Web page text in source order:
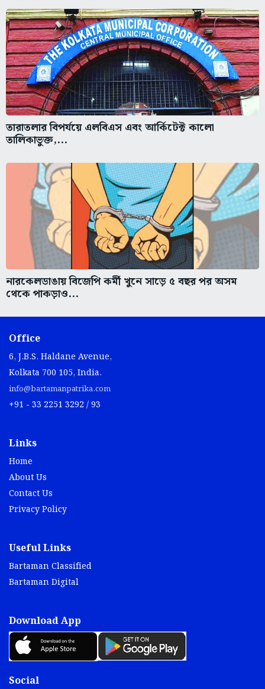
তারাতলার বিপর্যয়ে এলবিএস এবং আর্কিটেক্ট কালো
তালিকাভুক্ত,...
নারকেলডাঙায় বিজেপি কর্মী খুনে সাড়ে ৫ বছর পর অসম
থেকে পাকড়াও...
Office
6, J.B.S. Haldane Avenue,
Kolkata 700 105, India.
info@bartamanpatrika.com
+91 - 33 2251 3292 / 93
Links
Home
About Us
Contact Us
Privacy Policy
Useful Links
Bartaman Classified
Bartaman Digital
Download App
Social